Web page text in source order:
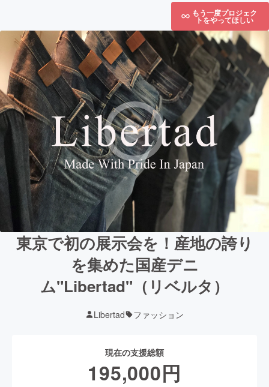
もう一度プロジェク
トをやってほしい
東京で初の展示会を！産地の誇り
を集めた国産デニ
ム"Libertad"（リベルタ）
Libertad ファッション
現在の支援総額
195,000円